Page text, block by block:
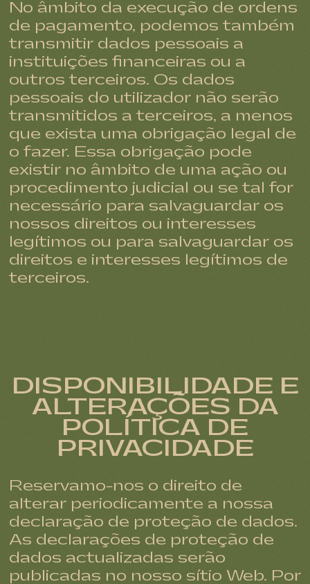
No âmbito da execução de ordens
de pagamento, podemos também
transmitir dados pessoais a
instituições financeiras ou a
outros terceiros. Os dados
pessoais do utilizador não serão
transmitidos a terceiros, a menos
que exista uma obrigação legal de
o fazer. Essa obrigação pode
existir no âmbito de uma ação ou
procedimento judicial ou se tal for
necessário para salvaguardar os
nossos direitos ou interesses
legítimos ou para salvaguardar os
direitos e interesses legítimos de
terceiros.
DISPONIBILIDADE E
ALTERAÇÕES DA
POLÍTICA DE
PRIVACIDADE
Reservamo-nos o direito de
alterar periodicamente a nossa
declaração de proteção de dados.
As declarações de proteção de
dados actualizadas serão
publicadas no nosso sítio Web. Por